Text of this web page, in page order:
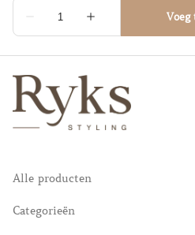
Alle producten
Categorieën